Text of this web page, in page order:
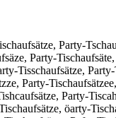
Party-
Party-
Tisschaufsätze,
Party-
Party-
öarty-